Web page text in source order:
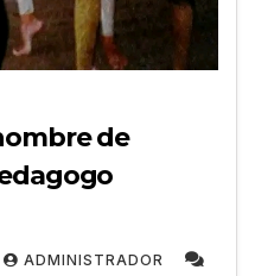
de
ADMINISTRADOR